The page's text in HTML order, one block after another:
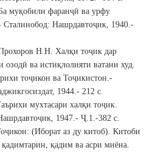
муқобили фаранҷӣ ва урфу
Сталинобод: Нашрдавтоҷик, 1940.-
Н.Н. Халқи тоҷик дар
озодӣ ва истиқлолияти ватани худ.
тоҷикон ва Тоҷикистон.-
1944.- 212 с.
мухтасари халқи тоҷик.
1947.- Ҷ.1.-382 с.
(Иборат аз ду китоб). Китоби
қадим ва асри миёна.